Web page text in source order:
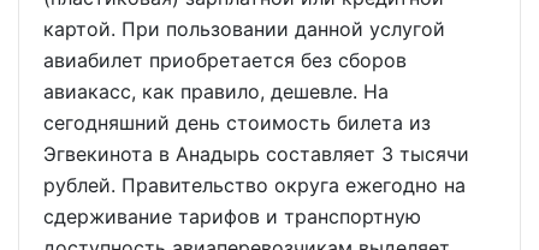
картой. При пользовании данной услугой
авиабилет приобретается без сборов
авиакасс, как правило, дешевле. На
сегодняшний день стоимость билета из
Эгвекинота в Анадырь составляет 3 тысячи
рублей. Правительство округа ежегодно на
сдерживание тарифов и транспортную